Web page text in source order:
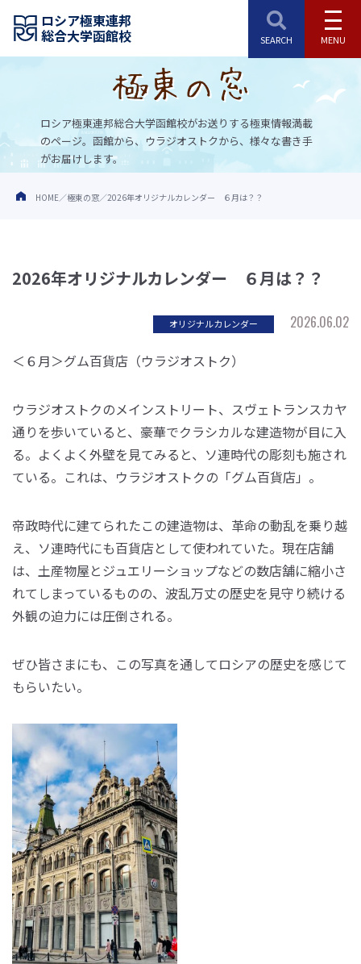
ロシア極東連邦
総合大学函館校
ロシア極東連邦総合大学函館校がお送りする極東情報満載
のページ。 函館から、ウラジオストクから、様々な書き手
がお届けします。
HOME 極東の窓 2026年オリジナルカレンダー ６月は？？
2026年オリジナルカレンダー ６月は？？
オリジナルカレンダー
2026.06.02
＜６月＞グム百貨店（ウラジオストク）
ウラジオストクのメインストリート、スヴェトランスカヤ
通りを歩いていると、豪華でクラシカルな建造物が目に入
る。よくよく外壁を見てみると、ソ連時代の彫刻も施され
ている。これは、ウラジオストクの「グム百貨店」。
帝政時代に建てられたこの建造物は、革命の動乱を乗り越
え、ソ連時代にも百貨店として使われていた。現在店舗
は、土産物屋とジュエリーショップなどの数店舗に縮小さ
れてしまっているものの、波乱万丈の歴史を見守り続ける
外観の迫力には圧倒される。
ぜひ皆さまにも、この写真を通してロシアの歴史を感じて
もらいたい。